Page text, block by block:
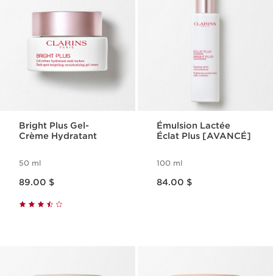
Bright Plus Gel-
Crème Hydratant
50 ml
89.00 $
Émulsion Lactée
Éclat Plus [AVANCÉ]
100 ml
84.00 $